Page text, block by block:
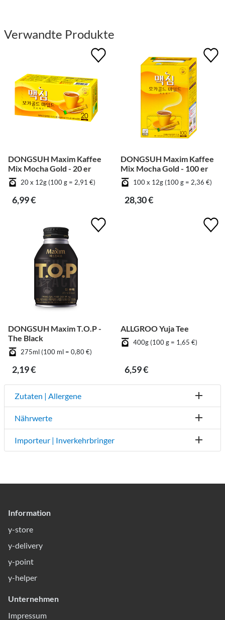
Verwandte Produkte
DONGSUH Maxim Kaffee
Mix Mocha Gold - 20 er
20 x 12g (100 g = 2,91 €)
6,99 €
DONGSUH Maxim Kaffee
Mix Mocha Gold - 100 er
100 x 12g (100 g = 2,36 €)
28,30 €
DONGSUH Maxim T.O.P -
The Black
275ml (100 ml = 0,80 €)
2,19 €
ALLGROO Yuja Tee
400g (100 g = 1,65 €)
6,59 €
Zutaten | Allergene
Nährwerte
Importeur | Inverkehrbringer
Information
y-store
y-delivery
y-point
y-helper
Unternehmen
Impressum